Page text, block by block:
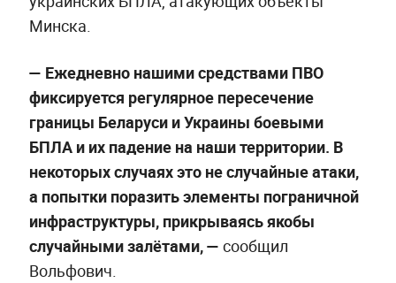
Минска.
— Ежедневно нашими средствами ПВО
фиксируется регулярное пересечение
границы Беларуси и Украины боевыми
БПЛА и их падение на наши территории. В
некоторых случаях это не случайные атаки,
а попытки поразить элементы пограничной
инфраструктуры, прикрываясь якобы
случайными залётами, — сообщил
Вольфович.